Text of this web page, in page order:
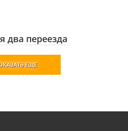
два переезда
ЕЩЕ